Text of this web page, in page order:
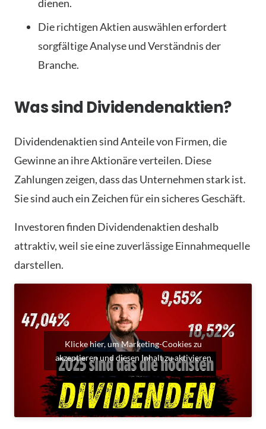
dienen.
Die richtigen Aktien auswählen erfordert
sorgfältige Analyse und Verständnis der
Branche.
Was sind Dividendenaktien?
Dividendenaktien sind Anteile von Firmen, die
Gewinne an ihre Aktionäre verteilen. Diese
Zahlungen zeigen, dass das Unternehmen stark ist.
Sie sind auch ein Zeichen für ein sicheres Geschäft.
Investoren finden Dividendenaktien deshalb
attraktiv, weil sie eine zuverlässige Einnahmequelle
darstellen.
Klicke hier, um Marketing-Cookies zu
akzeptieren und diesen Inhalt zu aktivieren